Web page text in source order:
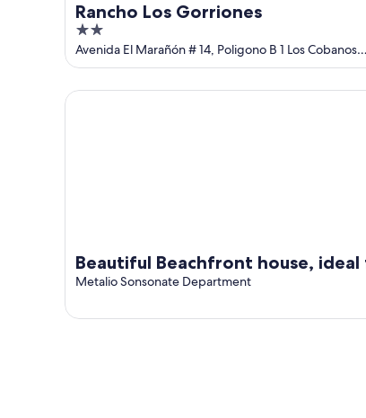
Rancho Los Gorriones
2
out
of
5
Avenida El Marañón # 14, Poligono B 1 Los Cobanos
Sonsonate
Beautiful Beachfront house,
big families
Metalio Sonsonate Department
Beautiful Beachfront house, ideal for big